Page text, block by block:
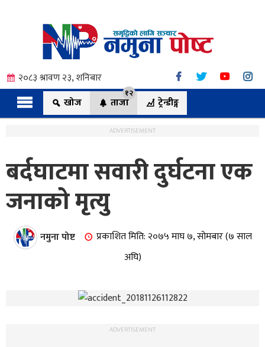
२०८३ श्रावण २३, शनिबार
खोज
ताजा
१२
ट्रेन्डीङ्ग
ADVERTISEMENT
बर्दघाटमा सवारी दुर्घटना एक
जनाको मृत्यु
नमुना पोष्ट
प्रकाशित मिति: २०७५ माघ ७, सोमबार (७ साल
अघि)
ADVERTISEMENT